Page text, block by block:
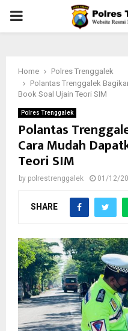
PRIMARY
Home
Polres Trenggalek
Polantas Trenggalek
Book Soal Ujain Teori SIM
Polres Trenggalek
Polantas
Cara Mudah
Teori SIM
by polrestrenggalek 01/12/
SHARE